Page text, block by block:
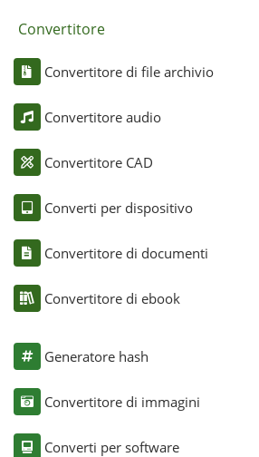
Convertitore
Convertitore di file archivio
Convertitore audio
Convertitore CAD
Converti per dispositivo
Convertitore di documenti
Convertitore di ebook
Generatore hash
Convertitore di immagini
Converti per software